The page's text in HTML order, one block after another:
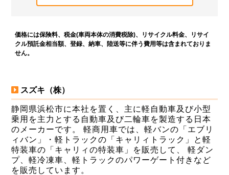
価格には保険料、税金(車両本体の消費税除)、リサイクル料金、リサイ
クル預託金相当額、登録、納車、陸送等に伴う費用等は含まれておりま
せん。
スズキ（株）
静岡県浜松市に本社を置く、主に軽自動車及び小型
乗用を主力とする自動車及び二輪車を製造する日本
のメーカーです。 軽商用車では、軽バンの「エブリ
ィバン」・軽トラックの「キャリィトラック」と軽
特装車の「キャリィの特装車」を販売して、 軽ダン
プ、軽冷凍車、軽トラックのパワーゲート付きなど
を販売しています。